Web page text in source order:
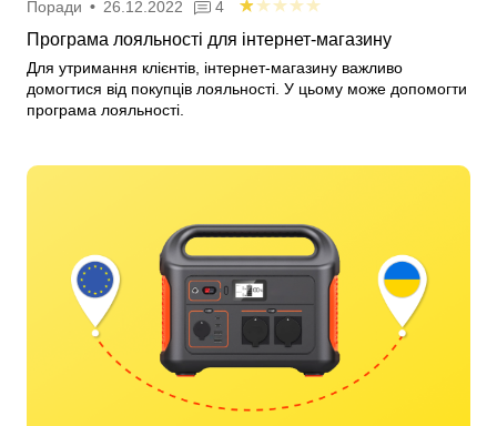
Поради • 26.12.2022 4
Програма лояльності для інтернет-магазину
Для утримання клієнтів, інтернет-магазину важливо
домогтися від покупців лояльності. У цьому може допомогти
програма лояльності.